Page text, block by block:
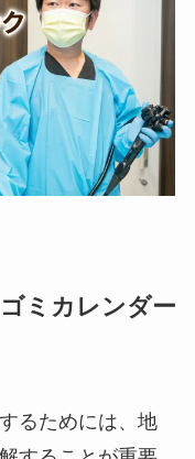
ミカレンダー
るためには、地